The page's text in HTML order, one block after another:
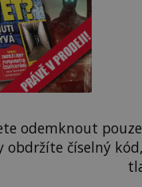
odemknout
obdržíte číselný